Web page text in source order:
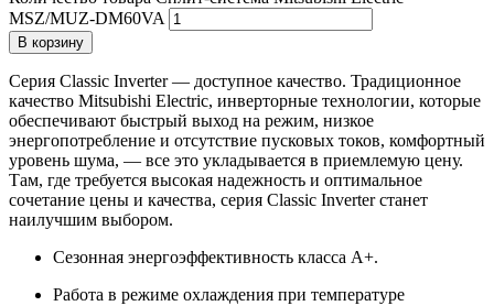
MSZ/MUZ-DM60VA
В корзину
Серия Classic Inverter — доступное качество. Традиционное
качество Mitsubishi Electric, инверторные технологии, которые
обеспечивают быстрый выход на режим, низкое
энергопотребление и отсутствие пусковых токов, комфортный
уровень шума, — все это укладывается в приемлемую цену.
Там, где требуется высокая надежность и оптимальное
сочетание цены и качества, серия Classic Inverter станет
наилучшим выбором.
Сезонная энергоэффективность класса А+.
Работа в режиме охлаждения при температуре